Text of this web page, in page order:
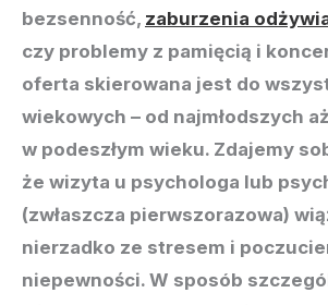
bezsenność, zaburzenia
czy problemy z pamięcią i
oferta skierowana jest do
wiekowych – od najmłodszych
w podeszłym wieku. Zdajemy
że wizyta u psychologa lub
(zwłaszcza pierwszorazowa)
nierzadko ze stresem i
niepewności. W sposób